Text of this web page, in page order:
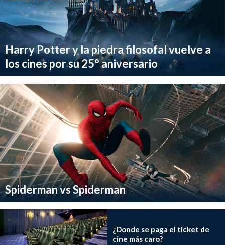
Harry Potter y la piedra filosofal vuelve a
los cines por su 25° aniversario
Spiderman vs Spiderman
¿Donde se paga el ticket de
cine más caro?